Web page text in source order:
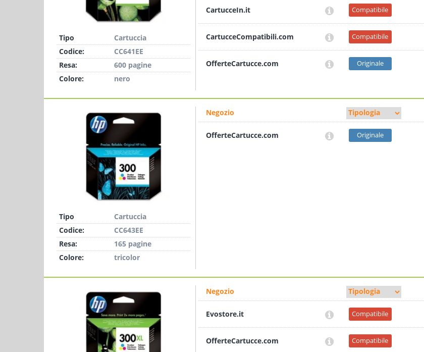
Tipo
Cartuccia
Codice:
CC641EE
Resa:
600 pagine
Colore:
nero
CartucceIn.it Compatibile
CartucceCompatibili.com Compatibile
OfferteCartucce.com Originale
Tipo
Cartuccia
Codice:
CC643EE
Resa:
165 pagine
Colore:
tricolor
Negozio
OfferteCartucce.com Originale
Negozio
Evostore.it Compatibile
OfferteCartucce.com Compatibile